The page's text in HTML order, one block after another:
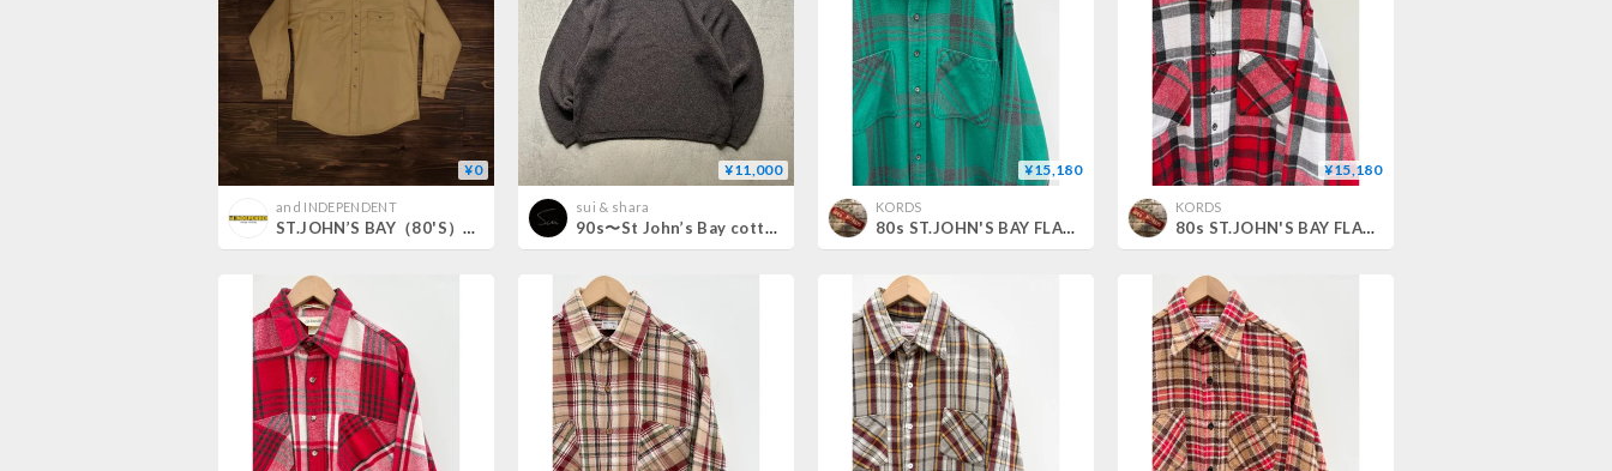
¥0
and INDEPENDENT
ST.JOHN’S BAY（80'S）/ CHAMOIS CLOTH SHIRT
¥11,000
sui & shara
90s〜St John’s Bay cotton knit
¥15,180
KORDS
80s ST.JOHN'S BAY FLANNEL SHIRT MADE IN USA 🇺🇸 Size L
¥15,180
KORDS
80s ST.JOHN'S BAY FLANNEL SHIRT MADE IN USA 🇺🇸 Size XL